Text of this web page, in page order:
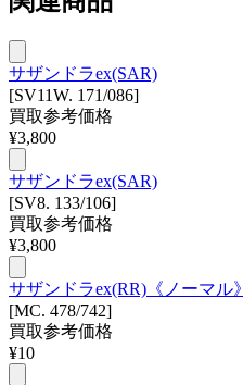
サザンドラex(SAR)
[SV11W. 171/086]
買取参考価格
¥3,800
サザンドラex(SAR)
[SV8. 133/106]
買取参考価格
¥3,800
サザンドラex(RR)《ノーマル》
[MC. 478/742]
買取参考価格
¥10